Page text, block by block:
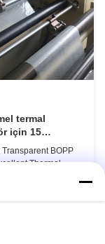
Model No. AFP-
AFP-Y22 AFP-
termal
için 15
şeffaf BOPP
Transparent BOPP
Thermal
Film is designed to
of printed materials.